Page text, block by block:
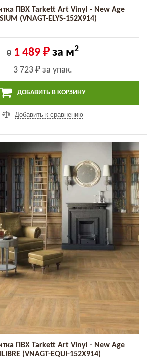
ПВХ Tarkett Art Vinyl - New Age
(VNAGT-ELYS-152X914)
0 1 489 ₽ за м2
3 723 ₽ за упак.
ДОБАВИТЬ В КОРЗИНУ
Добавить к сравнению
ПВХ Tarkett Art Vinyl - New Age
(VNAGT-EQUI-152X914)